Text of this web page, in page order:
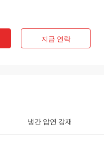
지금 연락
냉간 압연 강재